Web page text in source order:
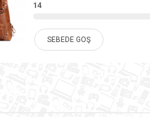
14
SEBEDE GOŞ